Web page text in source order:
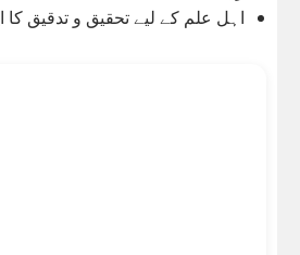
اہل علم کے لیے تحقیق و تدقیق کا